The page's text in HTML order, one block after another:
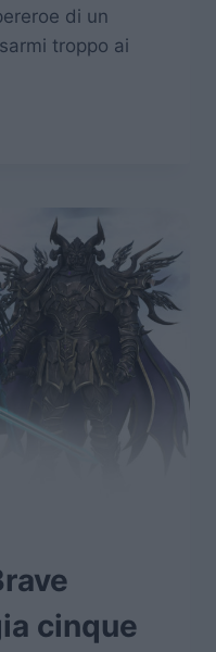
di un
troppo ai
cinque